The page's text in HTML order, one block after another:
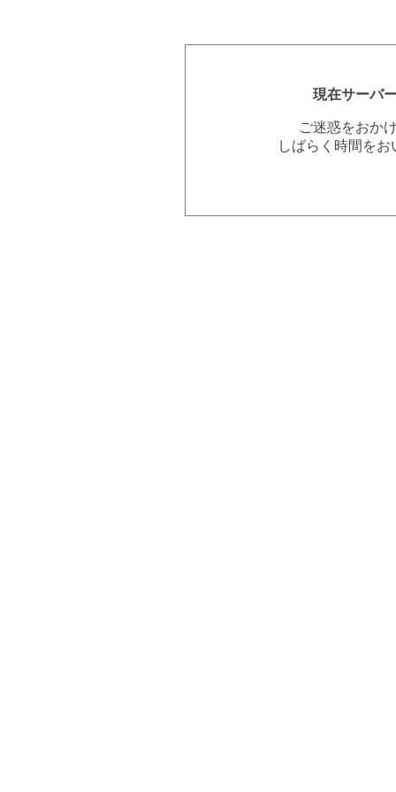
現在サーバ
ご迷惑をおか
しばらく時間を